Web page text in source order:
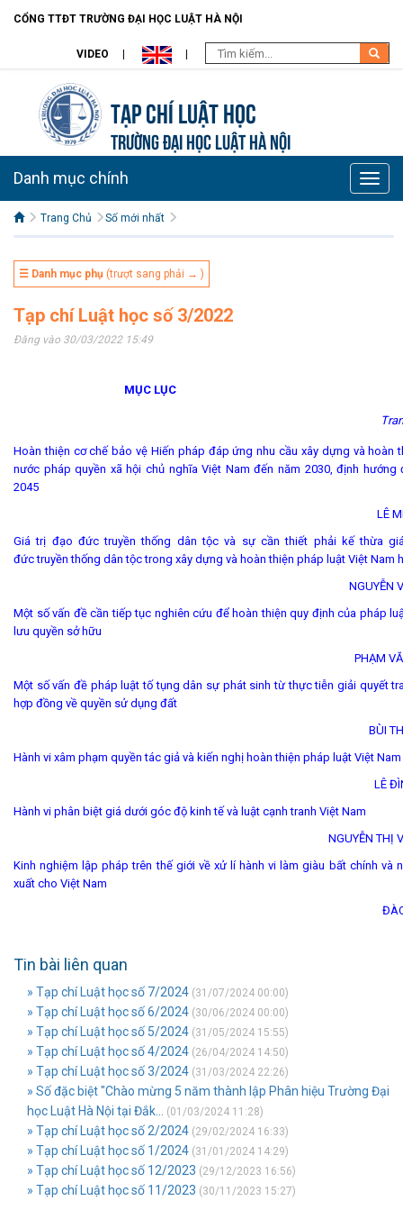
CỔNG TTĐT TRƯỜNG ĐẠI HỌC LUẬT HÀ NỘI
VIDEO
Tạp chí Luật học
TRƯỜNG ĐẠI HỌC LUẬT HÀ NỘI
Toggle
Danh mục chính
Trang Chủ Số mới nhất
☰ Danh mục phụ (trượt sang phải → )
Tạp chí Luật học số 3/2022
Đăng vào 30/03/2022 15:49
MỤC LỤC
Hoàn thiện cơ chế bảo vệ Hiến pháp đáp ứng nhu cầu xây dựng và hoàn
nước pháp quyền xã hội chủ nghĩa Việt Nam đến năm 2030, định hướng
2045
LÊ
Giá trị đạo đức truyền thống dân tộc và sự cần thiết phải kế thừa
đức truyền thống dân tộc trong xây dựng và hoàn thiện pháp luật Việt Nam
NGUYỄN
Một số vấn đề cần tiếp tục nghiên cứu để hoàn thiện quy định của pháp
lưu quyền sở hữu
PHẠM
Một số vấn đề pháp luật tố tụng dân sự phát sinh từ thực tiễn giải quyết
hợp đồng về quyền sử dụng đất
BÙI
Hành vi xâm phạm quyền tác giả và kiến nghị hoàn thiện pháp luật Việt Nam
LÊ
Hành vi phân biệt giá dưới góc độ kinh tế và luật cạnh tranh Việt Nam
NGUYỄN THỊ
Kinh nghiệm lập pháp trên thế giới về xử lí hành vi làm giàu bất chính và
xuất cho Việt Nam
Tin bài liên quan
» Tạp chí Luật học số 7/2024 (31/07/2024 00:00)
» Tạp chí Luật học số 6/2024 (30/06/2024 00:00)
» Tạp chí Luật học số 5/2024 (31/05/2024 15:55)
» Tạp chí Luật học số 4/2024 (26/04/2024 14:50)
» Tạp chí Luật học số 3/2024 (31/03/2024 22:26)
» Số đặc biệt "Chào mừng 5 năm thành lập Phân hiệu Trường Đại
học Luật Hà Nội tại Đắk...
(01/03/2024 11:28)
» Tạp chí Luật học số 2/2024 (29/02/2024 16:33)
» Tạp chí Luật học số 1/2024 (31/01/2024 14:29)
» Tạp chí Luật học số 12/2023 (29/12/2023 16:56)
» Tạp chí Luật học số 11/2023 (30/11/2023 15:27)